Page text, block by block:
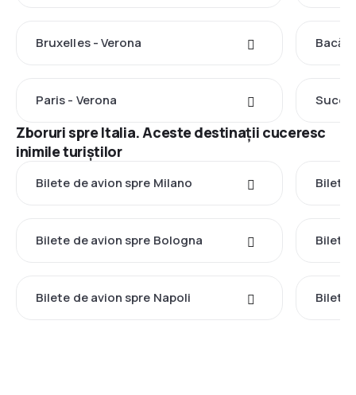
Bruxelles - Verona Bacău
Paris - Verona
Zboruri spre Italia. Aceste destinații cuceresc
inimile turiștilor
Bilete de avion spre Milano Bilete
Bilete de avion spre Bologna Bilete
Bilete de avion spre Napoli Bilete